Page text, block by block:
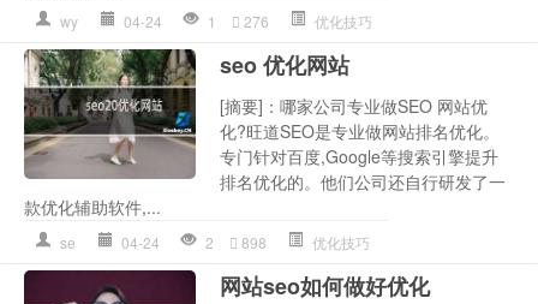
wy 04-24 1 276 优化技巧
seo 优化网站
[摘要]：哪家公司专业做SEO 网站优
化?旺道SEO是专业做网站排名优化。
专门针对百度,Google等搜索引擎提升
排名优化的。他们公司还自行研发了一
款优化辅助软件,...
se 04-24 2 898 优化技巧
网站seo如何做好优化